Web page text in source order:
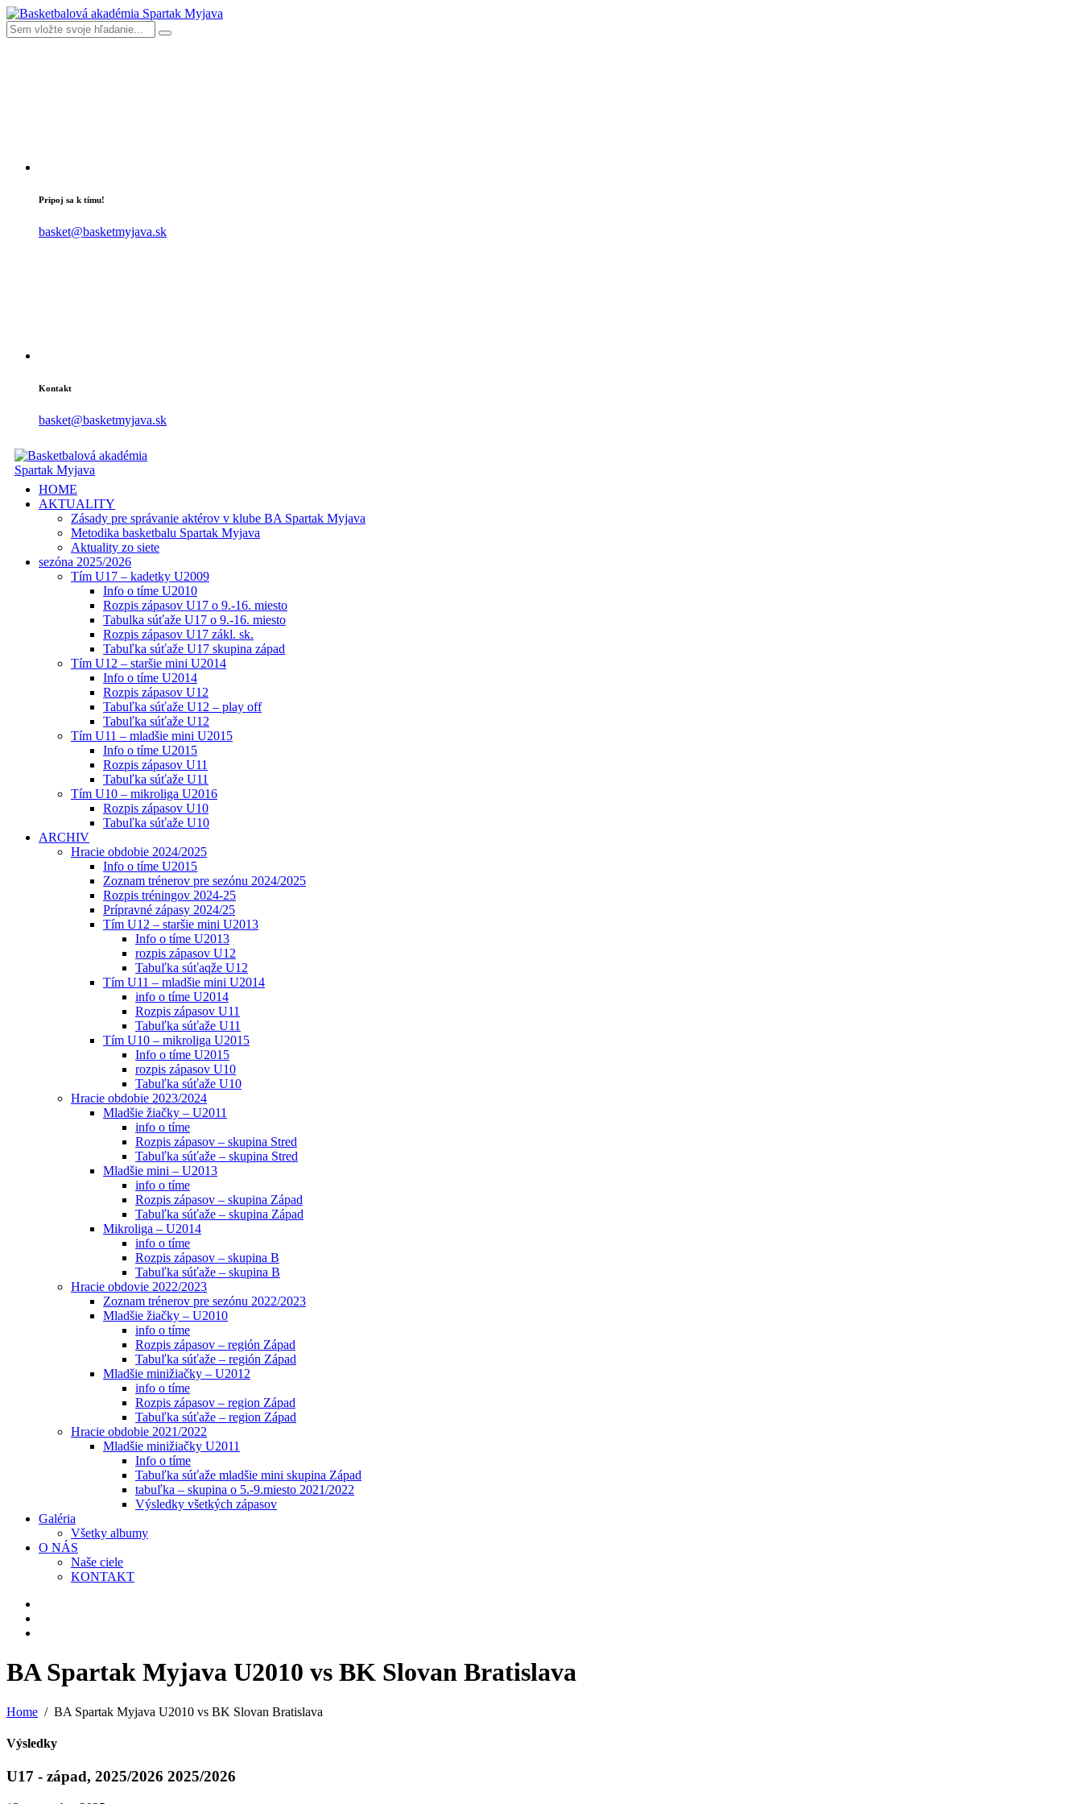
Pripoj sa k tímu!
basket@basketmyjava.sk
Kontakt
basket@basketmyjava.sk
HOME
AKTUALITY
Zásady pre správanie aktérov v klube BA Spartak Myjava
Metodika basketbalu Spartak Myjava
Aktuality zo siete
sezóna 2025/2026
Tím U17 – kadetky U2009
Info o tíme U2010
Rozpis zápasov U17 o 9.-16. miesto
Tabulka súťaže U17 o 9.-16. miesto
Rozpis zápasov U17 zákl. sk.
Tabuľka súťaže U17 skupina západ
Tím U12 – staršie mini U2014
Info o tíme U2014
Rozpis zápasov U12
Tabuľka súťaže U12 – play off
Tabuľka súťaže U12
Tím U11 – mladšie mini U2015
Info o tíme U2015
Rozpis zápasov U11
Tabuľka súťaže U11
Tím U10 – mikroliga U2016
Rozpis zápasov U10
Tabuľka súťaže U10
ARCHIV
Hracie obdobie 2024/2025
Info o tíme U2015
Zoznam trénerov pre sezónu 2024/2025
Rozpis tréningov 2024-25
Prípravné zápasy 2024/25
Tím U12 – staršie mini U2013
Info o tíme U2013
rozpis zápasov U12
Tabuľka súťaqže U12
Tím U11 – mladšie mini U2014
info o tíme U2014
Rozpis zápasov U11
Tabuľka súťaže U11
Tím U10 – mikroliga U2015
Info o tíme U2015
rozpis zápasov U10
Tabuľka súťaže U10
Hracie obdobie 2023/2024
Mladšie žiačky – U2011
info o tíme
Rozpis zápasov – skupina Stred
Tabuľka súťaže – skupina Stred
Mladšie mini – U2013
info o tíme
Rozpis zápasov – skupina Západ
Tabuľka súťaže – skupina Západ
Mikroliga – U2014
info o tíme
Rozpis zápasov – skupina B
Tabuľka súťaže – skupina B
Hracie obdovie 2022/2023
Zoznam trénerov pre sezónu 2022/2023
Mladšie žiačky – U2010
info o tíme
Rozpis zápasov – región Západ
Tabuľka súťaže – región Západ
Mladšie minižiačky – U2012
info o tíme
Rozpis zápasov – region Západ
Tabuľka súťaže – region Západ
Hracie obdobie 2021/2022
Mladšie minižiačky U2011
Info o tíme
Tabuľka súťaže mladšie mini skupina Západ
tabuľka – skupina o 5.-9.miesto 2021/2022
Výsledky všetkých zápasov
Galéria
Všetky albumy
O NÁS
Naše ciele
KONTAKT
BA Spartak Myjava U2010 vs BK Slovan Bratislava
Home BA Spartak Myjava U2010 vs BK Slovan Bratislava
Výsledky
U17 - západ, 2025/2026 2025/2026